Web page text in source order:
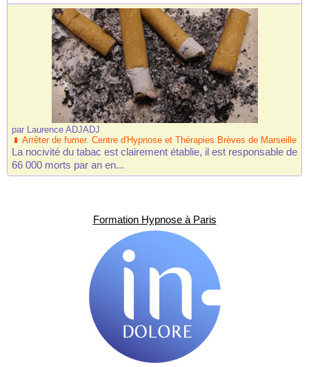
par Laurence ADJADJ
Arrêter de fumer. Centre d'Hypnose et Thérapies Brèves de Marseille
La nocivité du tabac est clairement établie, il est responsable de
66 000 morts par an en...
Formation Hypnose à Paris